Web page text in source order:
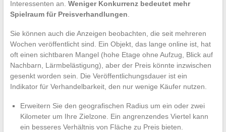
Interessenten an. Weniger Konkurrenz bedeutet mehr
Spielraum für Preisverhandlungen.
Sie können auch die Anzeigen beobachten, die seit mehreren
Wochen veröffentlicht sind. Ein Objekt, das lange online ist, hat
oft einen sichtbaren Mangel (hohe Etage ohne Aufzug, Blick auf
Nachbarn, Lärmbelästigung), aber der Preis könnte inzwischen
gesenkt worden sein. Die Veröffentlichungsdauer ist ein
Indikator für Verhandelbarkeit, den nur wenige Käufer nutzen.
Erweitern Sie den geografischen Radius um ein oder zwei
Kilometer um Ihre Zielzone. Ein angrenzendes Viertel kann
ein besseres Verhältnis von Fläche zu Preis bieten.